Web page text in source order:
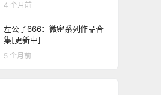
4 个月前
左公子666：微密系列作品合
集[更新中]
5 个月前